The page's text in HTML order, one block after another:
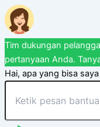
Tim dukungan
pertanyaan Anda.
Hai, apa yang bisa